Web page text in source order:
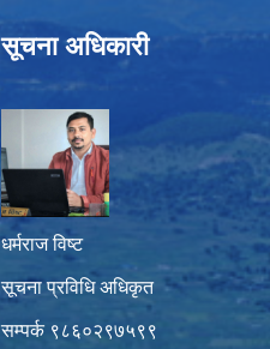
सूचना अधिकारी
धर्मराज विष्ट
सूचना प्रविधि अधिकृत
सम्पर्क ९८६०२९७५९९